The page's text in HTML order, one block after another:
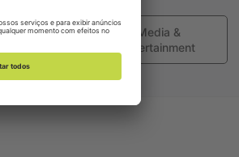
Media &
Entertainment